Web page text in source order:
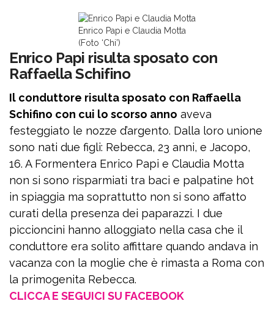
Enrico Papi e Claudia Motta
(Foto ‘Chi’)
Enrico Papi risulta sposato con
Raffaella Schifino
Il conduttore risulta sposato con Raffaella
Schifino con cui lo scorso anno aveva
festeggiato le nozze d’argento. Dalla loro unione
sono nati due figli: Rebecca, 23 anni, e Jacopo,
16. A Formentera Enrico Papi e Claudia Motta
non si sono risparmiati tra baci e palpatine h0t
in spiaggia ma soprattutto non si sono affatto
curati della presenza dei paparazzi. I due
piccioncini hanno alloggiato nella casa che il
conduttore era solito affittare quando andava in
vacanza con la moglie che è rimasta a Roma con
la primogenita Rebecca.
CLICCA E SEGUICI SU FACEBOOK